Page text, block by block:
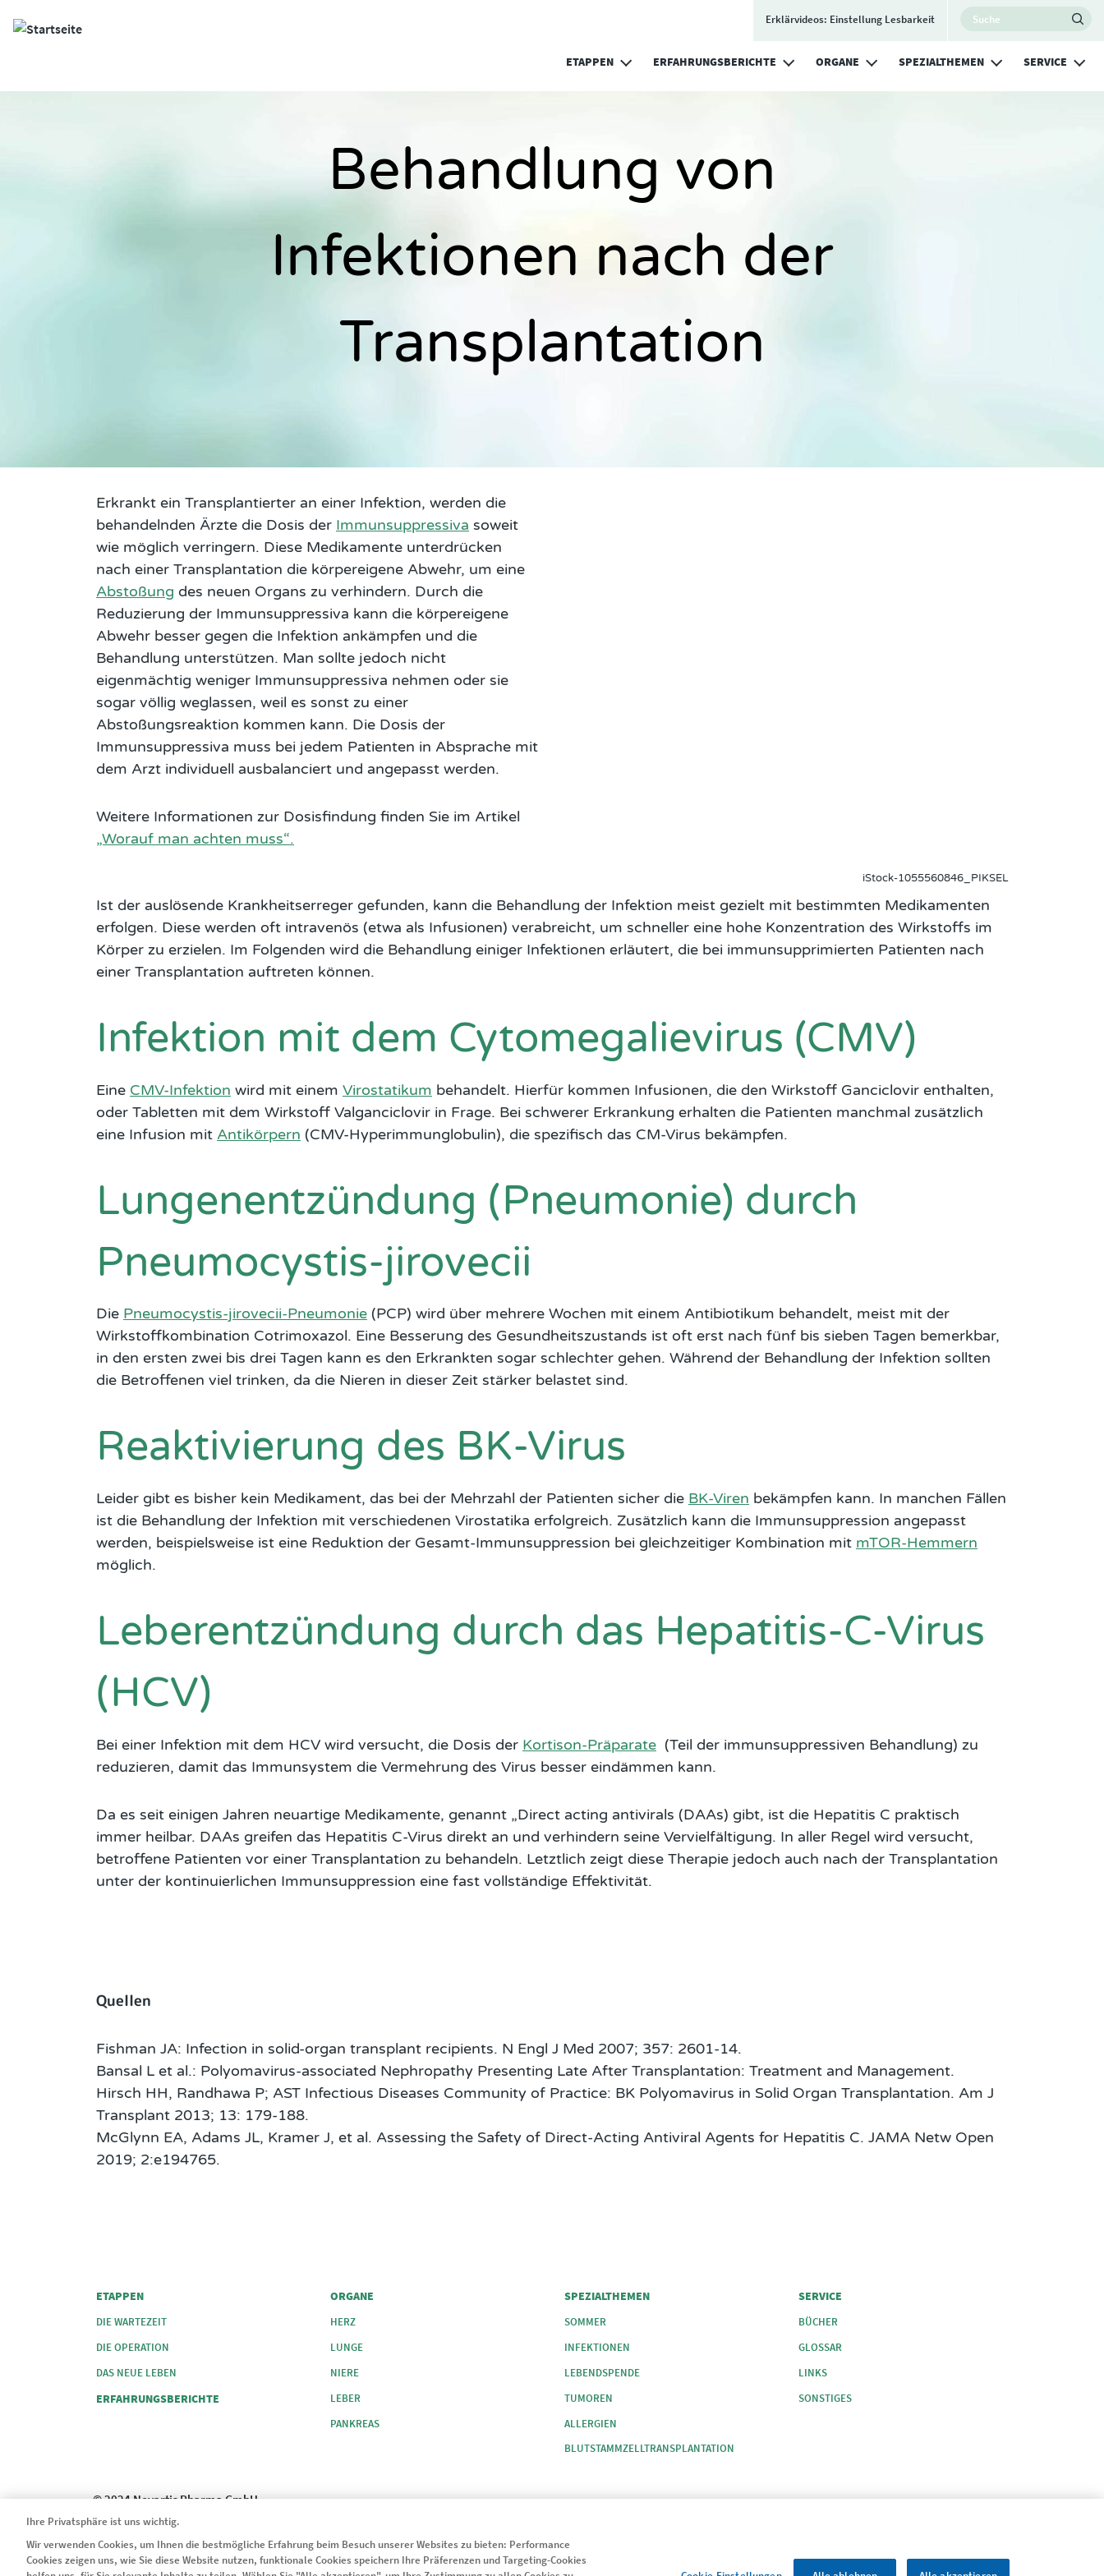
Site Logo
Erklärvideos: Einstellung Lesbarkeit
Search
ETAPPEN ERFAHRUNGSBERICHTE ORGANE SPEZIALTHEMEN SERVICE
Behandlung von
Infektionen nach der
Transplantation
Erkrankt ein Transplantierter an einer Infektion, werden die
behandelnden Ärzte die Dosis der Immunsuppressiva soweit
wie möglich verringern. Diese Medikamente unterdrücken
nach einer Transplantation die körpereigene Abwehr, um eine
Abstoßung des neuen Organs zu verhindern. Durch die
Reduzierung der Immunsuppressiva kann die körpereigene
Abwehr besser gegen die Infektion ankämpfen und die
Behandlung unterstützen. Man sollte jedoch nicht
eigenmächtig weniger Immunsuppressiva nehmen oder sie
sogar völlig weglassen, weil es sonst zu einer
Abstoßungsreaktion kommen kann. Die Dosis der
Immunsuppressiva muss bei jedem Patienten in Absprache mit
dem Arzt individuell ausbalanciert und angepasst werden.
Weitere Informationen zur Dosisfindung finden Sie im Artikel
„Worauf man achten muss“.
iStock-1055560846_PIKSEL
Ist der auslösende Krankheitserreger gefunden, kann die Behandlung der Infektion meist gezielt mit bestimmten Medikamenten
erfolgen. Diese werden oft intravenös (etwa als Infusionen) verabreicht, um schneller eine hohe Konzentration des Wirkstoffs im
Körper zu erzielen. Im Folgenden wird die Behandlung einiger Infektionen erläutert, die bei immunsupprimierten Patienten nach
einer Transplantation auftreten können.
Infektion mit dem Cytomegalievirus (CMV)
Eine CMV-Infektion wird mit einem Virostatikum behandelt. Hierfür kommen Infusionen, die den Wirkstoff Ganciclovir enthalten,
oder Tabletten mit dem Wirkstoff Valganciclovir in Frage. Bei schwerer Erkrankung erhalten die Patienten manchmal zusätzlich
eine Infusion mit Antikörpern (CMV-Hyperimmunglobulin), die spezifisch das CM-Virus bekämpfen.
Lungenentzündung (Pneumonie) durch
Pneumocystis-jirovecii
Die Pneumocystis-jirovecii-Pneumonie (PCP) wird über mehrere Wochen mit einem Antibiotikum behandelt, meist mit der
Wirkstoffkombination Cotrimoxazol. Eine Besserung des Gesundheitszustands ist oft erst nach fünf bis sieben Tagen bemerkbar,
in den ersten zwei bis drei Tagen kann es den Erkrankten sogar schlechter gehen. Während der Behandlung der Infektion sollten
die Betroffenen viel trinken, da die Nieren in dieser Zeit stärker belastet sind.
Reaktivierung des BK-Virus
Leider gibt es bisher kein Medikament, das bei der Mehrzahl der Patienten sicher die BK-Viren bekämpfen kann. In manchen Fällen
ist die Behandlung der Infektion mit verschiedenen Virostatika erfolgreich. Zusätzlich kann die Immunsuppression angepasst
werden, beispielsweise ist eine Reduktion der Gesamt-Immunsuppression bei gleichzeitiger Kombination mit mTOR-Hemmern
möglich.
Leberentzündung durch das Hepatitis-C-Virus
(HCV)
Bei einer Infektion mit dem HCV wird versucht, die Dosis der Kortison-Präparate (Teil der immunsuppressiven Behandlung) zu
reduzieren, damit das Immunsystem die Vermehrung des Virus besser eindämmen kann.
Da es seit einigen Jahren neuartige Medikamente, genannt „Direct acting antivirals (DAAs) gibt, ist die Hepatitis C praktisch
immer heilbar. DAAs greifen das Hepatitis C-Virus direkt an und verhindern seine Vervielfältigung. In aller Regel wird versucht,
betroffene Patienten vor einer Transplantation zu behandeln. Letztlich zeigt diese Therapie jedoch auch nach der Transplantation
unter der kontinuierlichen Immunsuppression eine fast vollständige Effektivität.
Quellen
Fishman JA: Infection in solid-organ transplant recipients. N Engl J Med 2007; 357: 2601-14.
Bansal L et al.: Polyomavirus-associated Nephropathy Presenting Late After Transplantation: Treatment and Management.
Hirsch HH, Randhawa P; AST Infectious Diseases Community of Practice: BK Polyomavirus in Solid Organ Transplantation. Am J
Transplant 2013; 13: 179-188.
McGlynn EA, Adams JL, Kramer J, et al. Assessing the Safety of Direct-Acting Antiviral Agents for Hepatitis C. JAMA Netw Open
2019; 2:e194765.
ETAPPEN
DIE WARTEZEIT
DIE OPERATION
DAS NEUE LEBEN
ERFAHRUNGSBERICHTE
ORGANE
HERZ
LUNGE
NIERE
LEBER
PANKREAS
SPEZIALTHEMEN
SOMMER
INFEKTIONEN
LEBENDSPENDE
TUMOREN
ALLERGIEN
BLUTSTAMMZELLTRANSPLANTATION
SERVICE
BÜCHER
GLOSSAR
LINKS
SONSTIGES
© 2024 Novartis Pharma GmbH
Legal
Ihre Privatsphäre ist uns wichtig.
Wir verwenden Cookies, um Ihnen die bestmögliche Erfahrung beim Besuch unserer Websites zu bieten: Performance
Cookies zeigen uns, wie Sie diese Website nutzen, funktionale Cookies speichern Ihre Präferenzen und Targeting-Cookies